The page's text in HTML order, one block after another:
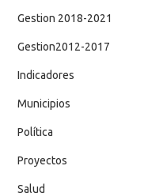
Gestion 2018-2021
Gestion2012-2017
Indicadores
Municipios
Política
Proyectos
Salud